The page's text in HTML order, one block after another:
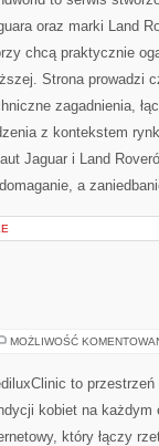
oraz marki Land
chcą praktycznie
Strona prowadzi
zagadnienia,
z kontekstem
Jaguar i Land
a
MOŻLIWOŚĆ
to
kobiet na każdym
który łączy